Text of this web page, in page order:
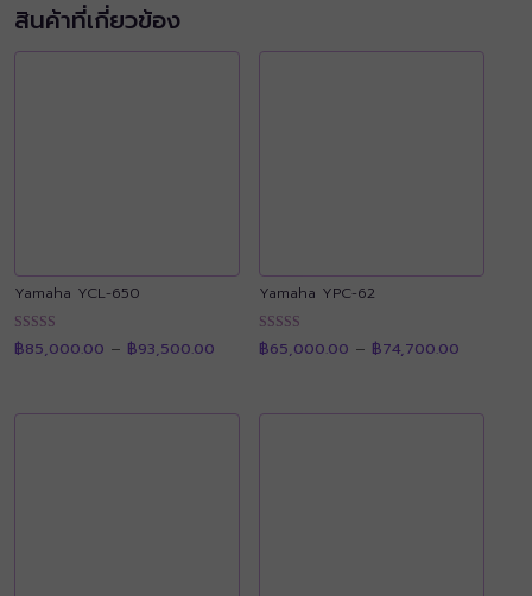
สินค้าที่เกี่ยวข้อง
Yamaha YCL-650
ให้คะแนน
4.87
฿85,000.00 – ฿93,500.00 range:
Yamaha YPC-62
ให้คะแนน
4.92
฿65,000.00 – ฿74,700.00range: